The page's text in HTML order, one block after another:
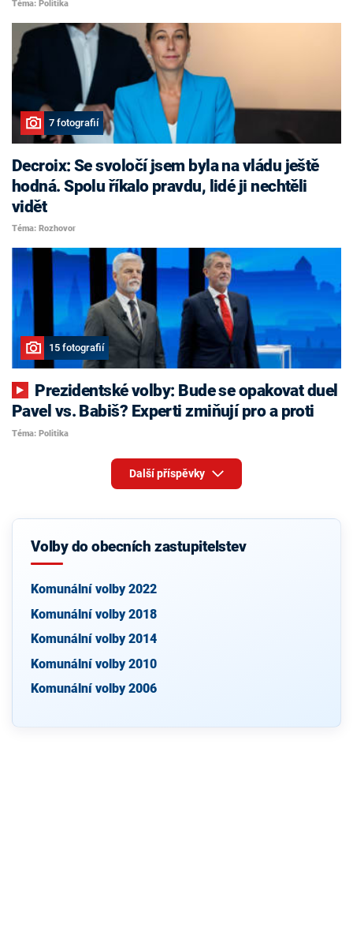
Téma: Politika
7 fotografií
Decroix: Se svoločí jsem byla na vládu ještě
hodná. Spolu říkalo pravdu, lidé ji nechtěli
vidět
Téma: Rozhovor
15 fotografií
Pavel vs. Babiš? Experti zmiňují pro a proti
Téma: Politika
Další příspěvky
Volby do obecních zastupitelstev
Komunální volby 2022
Komunální volby 2018
Komunální volby 2014
Komunální volby 2010
Komunální volby 2006